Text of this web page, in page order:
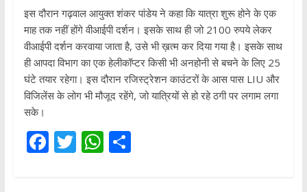
इस दौरान गढ़वाल आयुक्त शंकर पांडेय ने कहा कि यात्रा शुरू होने के एक
माह तक नहीं होंगे वीआईपी दर्शन। इसके साथ ही जो 2100 रुपये लेकर
वीआईपी दर्शन करवाया जाता है, उसे भी ख़त्म कर दिया गया है। इसके साथ
ही आपदा विभाग का एक हेलीकॉप्टर किसी भी अनहोनी से बचने के लिए 25
घंटे तयार रहेगा। इस दौरान रजिस्ट्रेशन काउंटरों के आस पास LIU और
विजिलेंस के लोग भी मौजूद रहेंगे, जो यात्रियों से हो रहे ठगी पर लगाम लगा
सके।
F T W S